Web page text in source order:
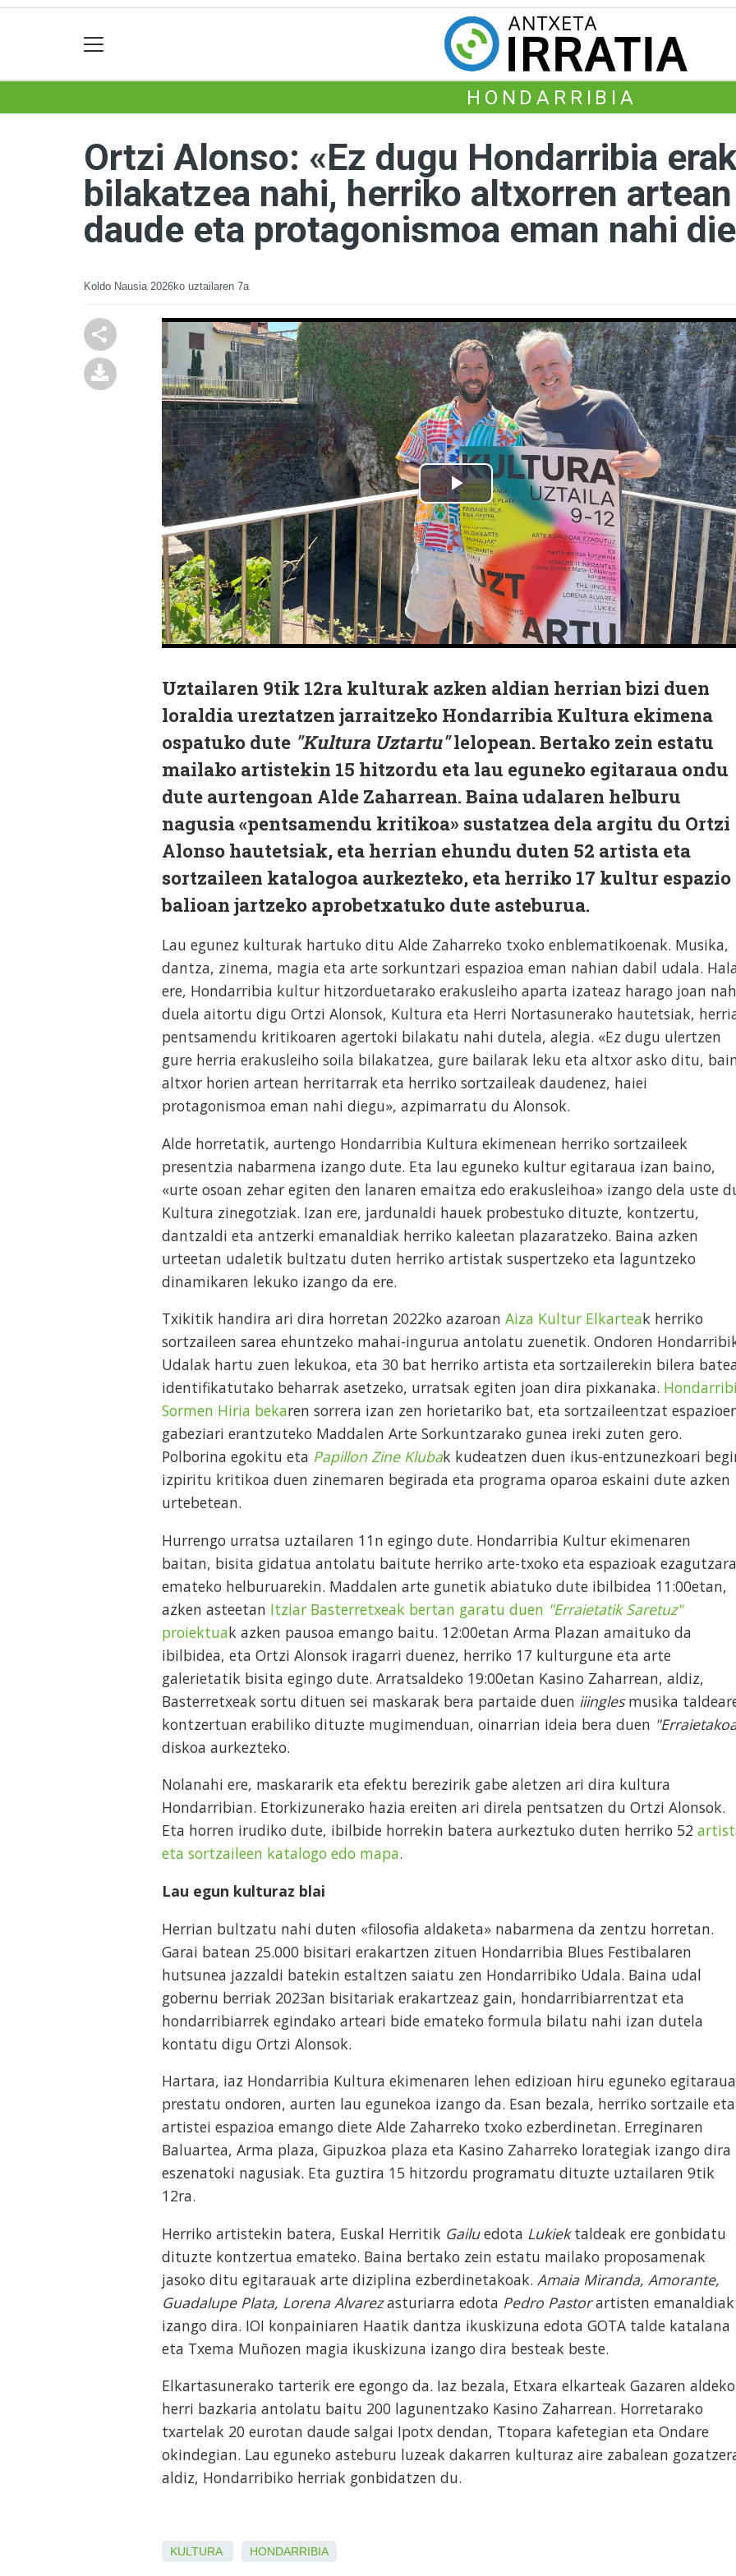
HONDARRIBIA
Ortzi Alonso: «Ez dugu Hondarribia
bilakatzea nahi, herriko altxorren
daude eta protagonismoa eman nahi
Koldo Nausia 2026ko uztailaren 7a
Uztailaren 9tik 12ra kulturak azken aldian herrian bizi duen
loraldia ureztatzen jarraitzeko Hondarribia Kultura ekimena
ospatuko dute "Kultura Uztartu"lelopean. Bertako zein estatu
mailako artistekin 15 hitzordu eta lau eguneko egitaraua ondu
dute aurtengoan Alde Zaharrean. Baina udalaren helburu
nagusia «pentsamendu kritikoa» sustatzea dela argitu du Ortzi
Alonso hautetsiak, eta herrian ehundu duten 52 artista eta
sortzaileen katalogoa aurkezteko, eta herriko 17 kultur espazio
balioan jartzeko aprobetxatuko dute asteburua.
Lau egunez kulturak hartuko ditu Alde Zaharreko txoko enblematikoenak. Musika,
dantza, zinema, magia eta arte sorkuntzari espazioa eman nahian dabil udala.
ere, Hondarribia kultur hitzorduetarako erakusleiho aparta izateaz harago joan
duela aitortu digu Ortzi Alonsok, Kultura eta Herri Nortasunerako hautetsiak,
pentsamendu kritikoaren agertoki bilakatu nahi dutela, alegia. «Ez dugu ulertzen
gure herria erakusleiho soila bilakatzea, gure bailarak leku eta altxor asko ditu,
altxor horien artean herritarrak eta herriko sortzaileak daudenez, haiei
protagonismoa eman nahi diegu», azpimarratu du Alonsok.
Alde horretatik, aurtengo Hondarribia Kultura ekimenean herriko sortzaileek
presentzia nabarmena izango dute. Eta lau eguneko kultur egitaraua izan baino,
«urte osoan zehar egiten den lanaren emaitza edo erakusleihoa» izango dela uste
Kultura zinegotziak. Izan ere, jardunaldi hauek probestuko dituzte, kontzertu,
dantzaldi eta antzerki emanaldiak herriko kaleetan plazaratzeko. Baina azken
urteetan udaletik bultzatu duten herriko artistak suspertzeko eta laguntzeko
dinamikaren lekuko izango da ere.
Txikitik handira ari dira horretan 2022ko azaroan Aiza Kultur Elkarteak herriko
sortzaileen sarea ehuntzeko mahai-ingurua antolatu zuenetik. Ondoren
Udalak hartu zuen lekukoa, eta 30 bat herriko artista eta sortzailerekin bilera
identifikatutako beharrak asetzeko, urratsak egiten joan dira pixkanaka.
Sormen Hiria bekaren sorrera izan zen horietariko bat, eta sortzaileentzat
gabeziari erantzuteko Maddalen Arte Sorkuntzarako gunea ireki zuten gero.
Polborina egokitu eta Papillon Zine Klubak kudeatzen duen ikus-entzunezkoari
izpiritu kritikoa duen zinemaren begirada eta programa oparoa eskaini dute azken
urtebetean.
Hurrengo urratsa uztailaren 11n egingo dute. Hondarribia Kultur ekimenaren
baitan, bisita gidatua antolatu baitute herriko arte-txoko eta espazioak ezagutzara
emateko helburuarekin. Maddalen arte gunetik abiatuko dute ibilbidea 11:00etan,
azken asteetan Itziar Basterretxeak bertan garatu duen "Erraietatik Saretuz"
proiektuak azken pausoa emango baitu. 12:00etan Arma Plazan amaituko da
ibilbidea, eta Ortzi Alonsok iragarri duenez, herriko 17 kulturgune eta arte
galerietatik bisita egingo dute. Arratsaldeko 19:00etan Kasino Zaharrean, aldiz,
Basterretxeak sortu dituen sei maskarak bera partaide duen iiinglesmusika
kontzertuan erabiliko dituzte mugimenduan, oinarrian ideia bera duen
diskoa aurkezteko.
Nolanahi ere, maskararik eta efektu berezirik gabe aletzen ari dira kultura
Hondarribian. Etorkizunerako hazia ereiten ari direla pentsatzen du Ortzi Alonsok.
Eta horren irudiko dute, ibilbide horrekin batera aurkeztuko duten herriko 52
eta sortzaileen katalogo edo mapa.
Lau egun kulturaz blai
Herrian bultzatu nahi duten «filosofia aldaketa» nabarmena da zentzu horretan.
Garai batean 25.000 bisitari erakartzen zituen Hondarribia Blues Festibalaren
hutsunea jazzaldi batekin estaltzen saiatu zen Hondarribiko Udala. Baina udal
gobernu berriak 2023an bisitariak erakartzeaz gain, hondarribiarrentzat eta
hondarribiarrek egindako arteari bide emateko formula bilatu nahi izan dutela
kontatu digu Ortzi Alonsok.
Hartara, iaz Hondarribia Kultura ekimenaren lehen edizioan hiru eguneko egitaraua
prestatu ondoren, aurten lau egunekoa izango da. Esan bezala, herriko sortzaile eta
artistei espazioa emango diete Alde Zaharreko txoko ezberdinetan. Erreginaren
Baluartea, Arma plaza, Gipuzkoa plaza eta Kasino Zaharreko lorategiak izango dira
eszenatoki nagusiak. Eta guztira 15 hitzordu programatu dituzte uztailaren 9tik
12ra.
Herriko artistekin batera, Euskal Herritik Gailuedota Lukiektaldeak ere gonbidatu
dituzte kontzertua emateko. Baina bertako zein estatu mailako proposamenak
jasoko ditu egitarauak arte diziplina ezberdinetakoak. Amaia Miranda, Amorante,
Guadalupe Plata, Lorena Alvarezasturiarra edota Pedro Pastorartisten emanaldiak
izango dira. IOI konpainiaren Haatik dantza ikuskizuna edota GOTA talde katalana
eta Txema Muñozen magia ikuskizuna izango dira besteak beste.
Elkartasunerako tarterik ere egongo da. Iaz bezala, Etxara elkarteak Gazaren aldeko
herri bazkaria antolatu baitu 200 lagunentzako Kasino Zaharrean. Horretarako
txartelak 20 eurotan daude salgai Ipotx dendan, Ttopara kafetegian eta Ondare
okindegian. Lau eguneko asteburu luzeak dakarren kulturaz aire zabalean
aldiz, Hondarribiko herriak gonbidatzen du.
KULTURA HONDARRIBIA